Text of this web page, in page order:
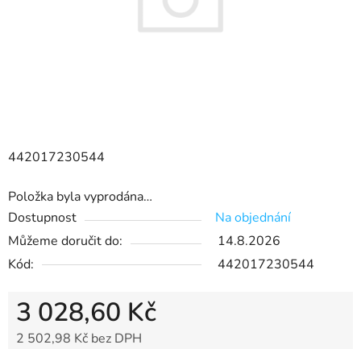
442017230544
Položka byla vyprodána…
Dostupnost
Na objednání
Můžeme doručit do:
14.8.2026
Kód:
442017230544
3 028,60 Kč
2 502,98 Kč bez DPH